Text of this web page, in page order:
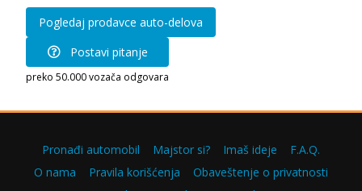
Pogledaj prodavce auto-delova
Postavi pitanje
preko 50.000 vozača odgovara
Pronađi automobil Majstor si? Imaš ideje
F.A.Q.
O nama
Pravila korišćenja
Obaveštenje o privatnosti